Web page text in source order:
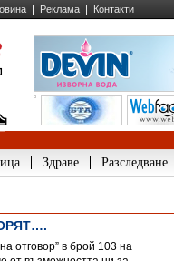
Реклама Контакти
Здраве Разследване
отговор” в брой 103 на